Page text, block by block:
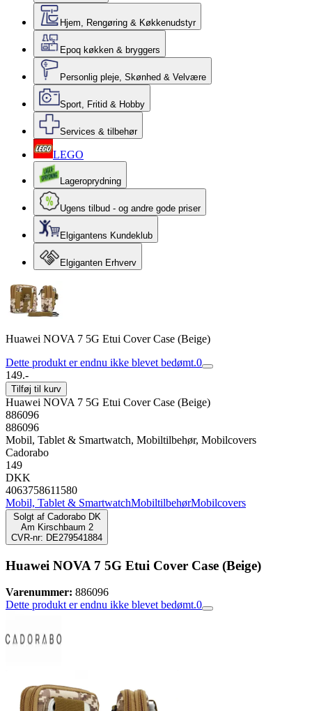
Hjem, Rengøring & Køkkenudstyr
Epoq køkken & bryggers
Personlig pleje, Skønhed & Velvære
Sport, Fritid & Hobby
Services & tilbehør
LEGO
Lageroprydning
Ugens tilbud - og andre gode priser
Elgigantens Kundeklub
Elgiganten Erhverv
Huawei NOVA 7 5G Etui Cover Case (Beige)
Dette produkt er endnu ikke blevet bedømt.0
149.-
Tilføj til kurv
Huawei NOVA 7 5G Etui Cover Case (Beige)
886096
886096
Mobil, Tablet & Smartwatch, Mobiltilbehør, Mobilcovers
Cadorabo
149
DKK
4063758611580
Mobil, Tablet & SmartwatchMobiltilbehørMobilcovers
Solgt af Cadorabo DK
Am Kirschbaum 2
CVR-nr: DE279541884
Huawei NOVA 7 5G Etui Cover Case (Beige)
Varenummer: 886096
Dette produkt er endnu ikke blevet bedømt.0